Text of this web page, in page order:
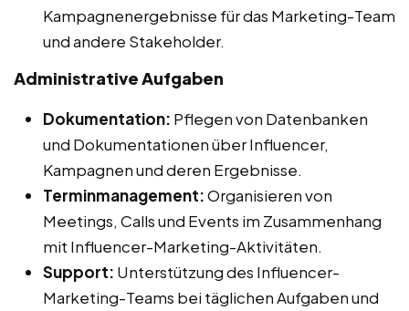
Kampagnenergebnisse für das Marketing-Team
und andere Stakeholder.
Administrative Aufgaben
Dokumentation: Pflegen von Datenbanken
und Dokumentationen über Influencer,
Kampagnen und deren Ergebnisse.
Terminmanagement:Organisieren von
Meetings, Calls und Events im Zusammenhang
mit Influencer-Marketing-Aktivitäten.
Support: Unterstützung des Influencer-
Marketing-Teams bei täglichen Aufgaben und